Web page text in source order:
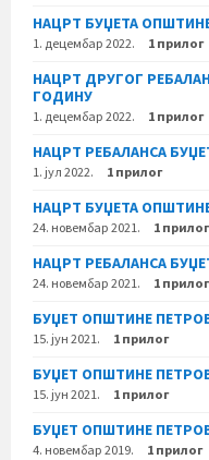
НАЦРТ БУЏЕТА
1. децембар 2022. 1 прилог
НАЦРТ ДРУГОГ
ГОДИНУ
1. децембар 2022. 1 прилог
НАЦРТ РЕБАЛАНСА
1. јул 2022. 1 прилог
НАЦРТ БУЏЕТА
24. новембар 2021. 1 прилог
НАЦРТ РЕБАЛАНСА
24. новембар 2021. 1 прилог
БУЏЕТ ОПШТИНЕ
15. јун 2021. 1 прилог
БУЏЕТ ОПШТИНЕ
15. јун 2021. 1 прилог
БУЏЕТ ОПШТИНЕ
4. новембар 2019. 1 прилог